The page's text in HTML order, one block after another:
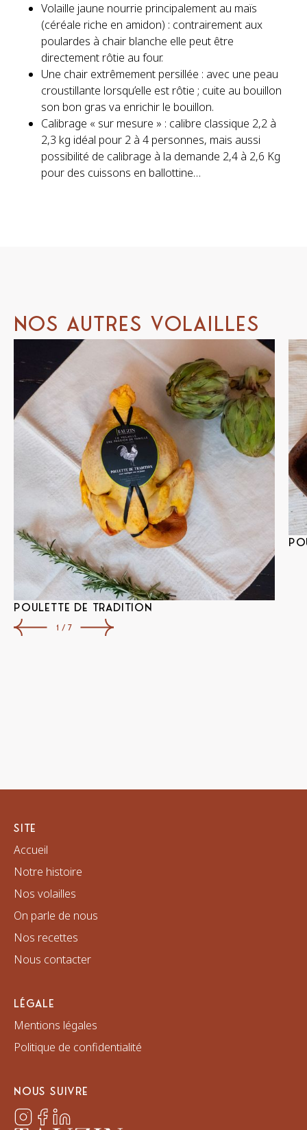
Volaille jaune nourrie principalement au maïs
(céréale riche en amidon) : contrairement aux
poulardes à chair blanche elle peut être
directement rôtie au four.
Une chair extrêmement persillée : avec une peau
croustillante lorsqu’elle est rôtie ; cuite au bouillon
son bon gras va enrichir le bouillon.
Calibrage « sur mesure » : calibre classique 2,2 à
2,3 kg idéal pour 2 à 4 personnes, mais aussi
possibilité de calibrage à la demande 2,4 à 2,6 Kg
pour des cuissons en ballottine…
NOS AUTRES VOLAILLES
POULETTE DE TRADITION
1 / 7
SITE
Accueil
Notre histoire
Nos volailles
On parle de nous
Nos recettes
Nous contacter
LÉGALE
Mentions légales
Politique de confidentialité
NOUS SUIVRE